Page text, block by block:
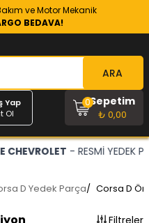
ve Motor Mekanik
BEDAVA!
ARA
Yap
Ol
Sepetim
₺ 0,00
0
YEDEK PARÇACINIZ
D Yedek Parça/ Corsa D
Filtreler